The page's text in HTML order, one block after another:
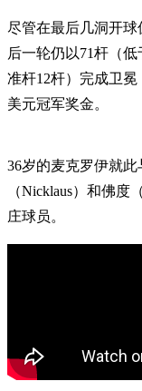
尽管在最后几洞开
后一轮仍以71杆（
准杆12杆）完成卫
美元冠军奖金。
36岁的麦克罗伊就此
（Nicklaus）和佛
庄球员。